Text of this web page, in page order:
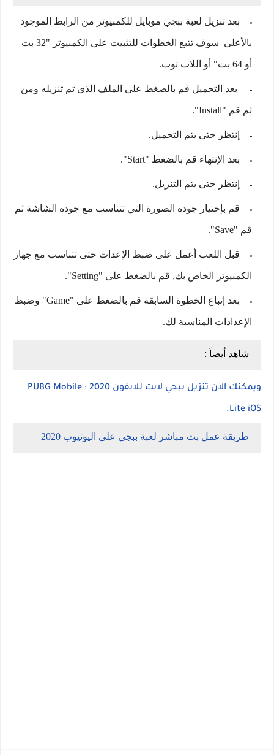
بعد تنزيل لعبة ببجي موبايل للكمبيوتر من الرابط الموجود
بالأعلى سوف تتبع الخطوات للتثبيت على الكمبيوتر "32 بت
أو 64 بت" أو اللاب توب.
بعد التحميل قم بالضغط على الملف الذي تم تنزيله ومن
ثم قم "Install".
إنتظر حتى يتم التحميل.
بعد الإنتهاء قم بالضغط "Start".
إنتظر حتى يتم التنزيل.
قم بإختيار جودة الصورة التي تتناسب مع جودة الشاشة ثم
قم "Save".
قبل اللعب أعمل على ضبط الإعدات حتى تتناسب مع جهاز
الكمبيوتر الخاص بك, قم بالضغط على "Setting".
بعد إتباع الخطوة السابقة قم بالضغط على "Game" وضبط
الإعدادات المناسبة لك.
شاهد أيضاَ :
ويمكنك الان تنزيل ببجي لايت للايفون 2020 : PUBG Mobile
Lite iOS.
طريقة عمل بث مباشر لعبة ببجي على اليوتيوب 2020